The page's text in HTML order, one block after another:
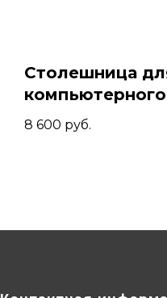
Столешница
геймерского
сосны
8 600 руб.